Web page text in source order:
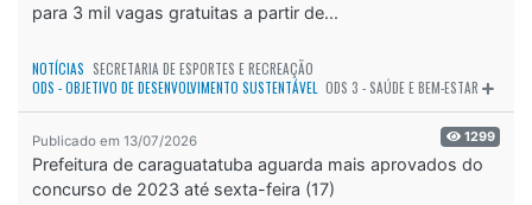
para 3 mil vagas gratuitas a partir de...
NOTÍCIAS SECRETARIA DE ESPORTES E RECREAÇÃO
ODS - OBJETIVO DE DESENVOLVIMENTO SUSTENTÁVEL ODS 3 - SAÚDE E BEM-ESTAR
Publicado em 13/07/2026 1299
Prefeitura de caraguatatuba aguarda mais aprovados do
concurso de 2023 até sexta-feira (17)